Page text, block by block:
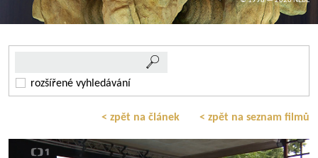
rozšířené vyhledávání
< zpět na článek < zpět na seznam filmů